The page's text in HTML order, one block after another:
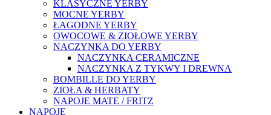
KLASYCZNE YERBY
MOCNE YERBY
ŁAGODNE YERBY
OWOCOWE & ZIOŁOWE YERBY
NACZYNKA DO YERBY
NACZYNKA CERAMICZNE
NACZYNKA Z TYKWY I DREWNA
BOMBILLE DO YERBY
ZIOŁA & HERBATY
NAPOJE MATE / FRITZ
NAPOJE